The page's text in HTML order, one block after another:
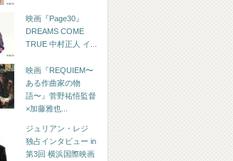
映画『Page30』
DREAMS COME
TRUE 中村正人 イ...
映画『REQUIEM〜
ある作曲家の物
語〜』菅野祐悟監督
×加藤雅也...
ジュリアン・レジ
独占インタビュー in
第3回 横浜国際映画